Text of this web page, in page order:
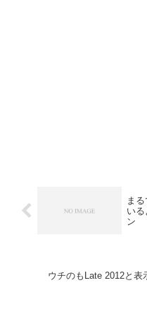
ま
い
ン
ウチのもLate 2012と表